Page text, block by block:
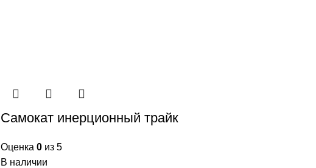
Самокат инерционный трайк
Оценка 0 из 5
В наличии